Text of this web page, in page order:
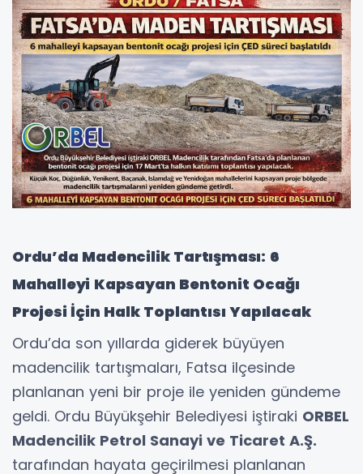
Ordu’da Madencilik Tartışması: 6
Mahalleyi Kapsayan Bentonit Ocağı
Projesi İçin Halk Toplantısı Yapılacak
Ordu’da son yıllarda giderek büyüyen
madencilik tartışmaları, Fatsa ilçesinde
planlanan yeni bir proje ile yeniden gündeme
geldi. Ordu Büyükşehir Belediyesi iştiraki ORBEL
Madencilik Petrol Sanayi ve Ticaret A.Ş.
tarafından hayata geçirilmesi planlanan